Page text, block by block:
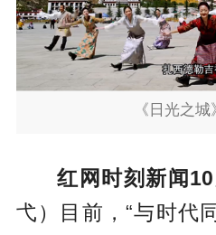
《日光之城
红网时刻新闻
弋）目前，“与时代